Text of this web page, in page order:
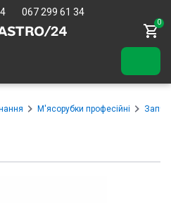
067 299 61 34
0
М'ясорубки професійні